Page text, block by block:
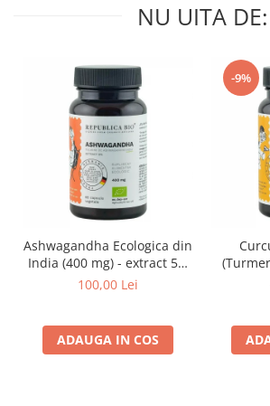
NU UITA DE:
Ashwagandha Ecologica din
India (400 mg) - extract 5%
Republica BIO, 60 capsule
100,00 Lei
ADAUGA IN COS
-9%
mg)